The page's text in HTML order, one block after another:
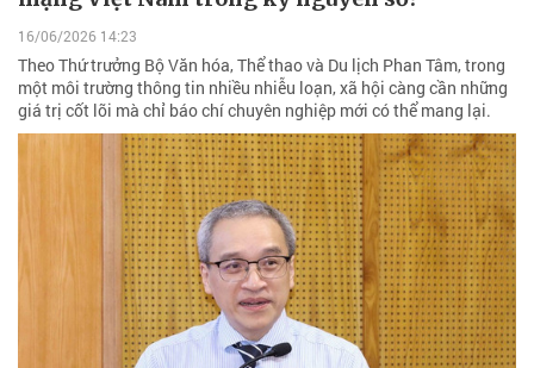
16/06/2026 14:23
Theo Thứ trưởng Bộ Văn hóa, Thể thao và Du lịch Phan Tâm, trong
một môi trường thông tin nhiều nhiễu loạn, xã hội càng cần những
giá trị cốt lõi mà chỉ báo chí chuyên nghiệp mới có thể mang lại.